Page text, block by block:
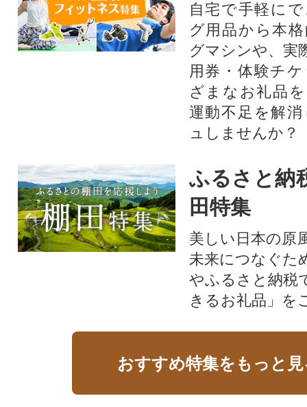
自宅で手軽に
グ用品から本
グマシンや、実
用券・体験チ
ざまなお礼品
運動不足を解
ュしませんか？
ふるさと納
田特集
美しい日本の原
未来につなぐた
やふるさと納税
きるお礼品」を
おすすめ特集をもっと